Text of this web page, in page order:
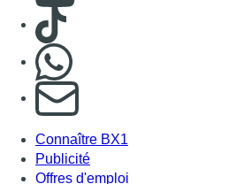
Consulter TikTok
S'abonner à notre newsletter
Connaître BX1
Publicité
Offres d'emploi